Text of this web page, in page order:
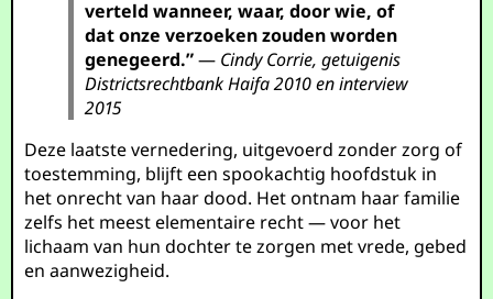
verteld wanneer, waar, door wie, of
dat onze verzoeken zouden worden
genegeerd.”— Cindy Corrie, getuigenis
Districtsrechtbank Haifa 2010 en interview
2015
Deze laatste vernedering, uitgevoerd zonder zorg of
toestemming, blijft een spookachtig hoofdstuk in
het onrecht van haar dood. Het ontnam haar familie
zelfs het meest elementaire recht — voor het
lichaam van hun dochter te zorgen met vrede, gebed
en aanwezigheid.